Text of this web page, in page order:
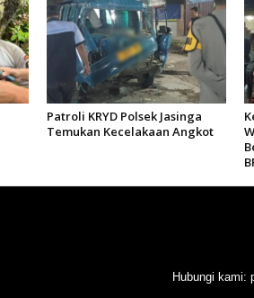
Patroli KRYD Polsek Jasinga
Temukan Kecelakaan Angkot
Hubungi kami: